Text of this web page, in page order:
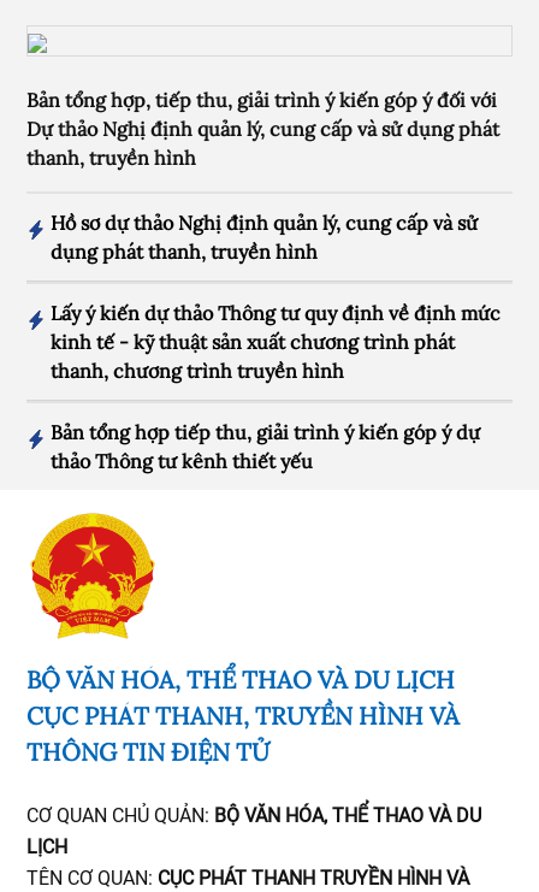
Bản tổng hợp, tiếp thu, giải trình ý kiến góp ý đối với
Dự thảo Nghị định quản lý, cung cấp và sử dụng phát
thanh, truyền hình
Hồ sơ dự thảo Nghị định quản lý, cung cấp và sử
dụng phát thanh, truyền hình
Lấy ý kiến dự thảo Thông tư quy định về định mức
kinh tế - kỹ thuật sản xuất chương trình phát
thanh, chương trình truyền hình
Bản tổng hợp tiếp thu, giải trình ý kiến góp ý dự
thảo Thông tư kênh thiết yếu
BỘ VĂN HÓA, THỂ THAO VÀ DU LỊCH
CỤC PHÁT THANH, TRUYỀN HÌNH VÀ
THÔNG TIN ĐIỆN TỬ
CƠ QUAN CHỦ QUẢN: BỘ VĂN HÓA, THỂ THAO VÀ DU
LỊCH
TÊN CƠ QUAN: CỤC PHÁT THANH TRUYỀN HÌNH VÀ